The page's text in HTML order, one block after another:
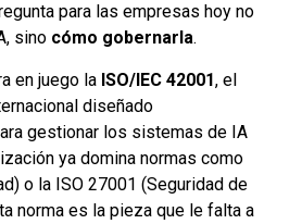
para las empresas hoy no
sino cómo gobernarla.
en juego la ISO/IEC 42001, el
diseñado
gestionar los sistemas de IA
ya domina normas como
o la ISO 27001 (Seguridad de
norma es la pieza que le falta a